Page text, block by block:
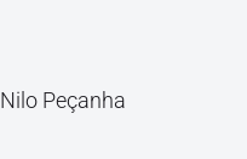
Nilo Peçanha